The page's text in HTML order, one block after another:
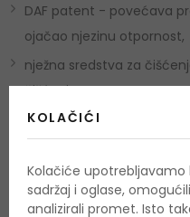
DAF patent - povećava
ojačao njezinu otpornost,
nježna sredstva za
čišćenja,
niacinamid - povećava
hidratacije kože. Promiče
smanjiti simptome
Skin Barrier Therapy
KOLAČIĆI
Kolačiće upotrebljavamo
sadržaj i oglase,
analizirali promet. Isto